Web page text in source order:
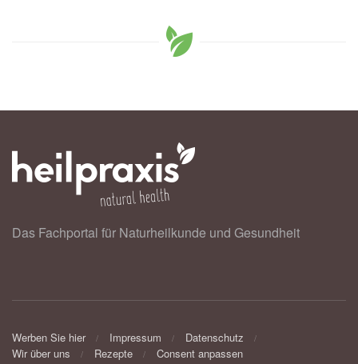
Das Fachportal für Naturheilkunde und Gesundheit
Werben Sie hier Impressum
Datenschutz
Wir über uns
Rezepte Consent anpassen